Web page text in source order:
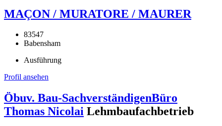
MAÇON / MURATORE / MAURER
83547
Babensham
Ausführung
Profil ansehen
Öbuv. Bau-SachverständigenBüro
Thomas Nicolai Lehmbaufachbetrieb